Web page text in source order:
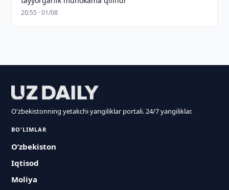
20:55 · 01/08
O'zbekistonning yetakchi yangiliklar portali. 24/7 yangiliklar.
BO'LIMLAR
O‘zbekiston
Iqtisod
Moliya